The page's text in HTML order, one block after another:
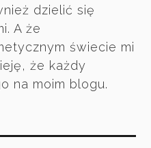
dzielić się
A że
świecie mi
że każdy
na moim blogu.